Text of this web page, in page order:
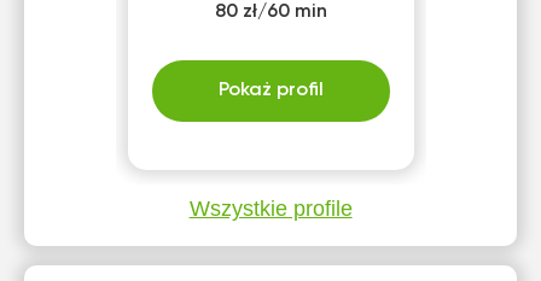
80 zł/60 min
Pokaż profil
Wszystkie profile